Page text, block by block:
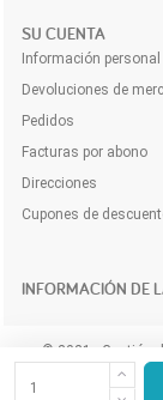
INFORMACIÓN DE
SU CUENTA
Información personal
Devoluciones de
Pedidos
Facturas por abono
Direcciones
Cupones de
© 2021 - Gestión
Compra y cotiza